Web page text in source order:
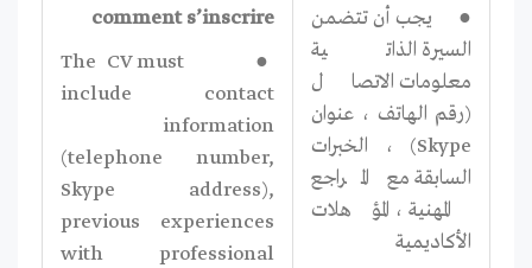
● يجب أن تتضمن
السيرة الذاتية
معلومات الاتصال
(رقم الهاتف ، عنوان
Skype) ، الخبرات
السابقة مع المراجع
المهنية ، المؤهلات
الأكاديمية
comment s’inscrire
● The CV must
include contact
information
(telephone number,
Skype address),
previous experiences
with professional